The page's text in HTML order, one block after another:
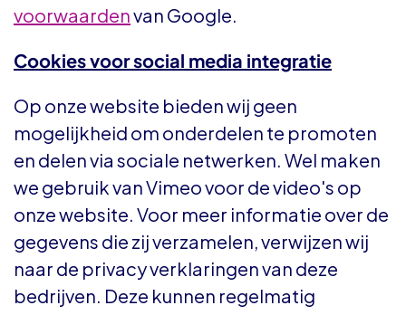
voorwaardenvan Google.
Cookies voor social media integratie
Op onze website bieden wij geen
mogelijkheid om onderdelen te promoten
en delen via sociale netwerken. Wel maken
we gebruik van Vimeo voor de video's op
onze website. Voor meer informatie over de
gegevens die zij verzamelen, verwijzen wij
naar de privacy verklaringen van deze
bedrijven. Deze kunnen regelmatig